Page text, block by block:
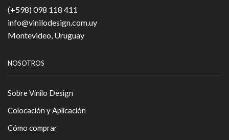
(+598) 098 118 411
info@vinilodesign.com.uy
Montevideo, Uruguay
NOSOTROS
Sobre Vinilo Design
Colocación y Aplicación
Cómo comprar